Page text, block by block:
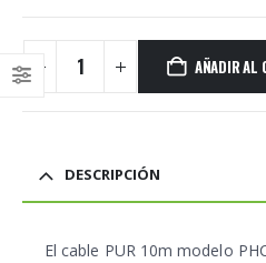
AÑADIR AL
DESCRIPCIÓN
El cable PUR 10m modelo